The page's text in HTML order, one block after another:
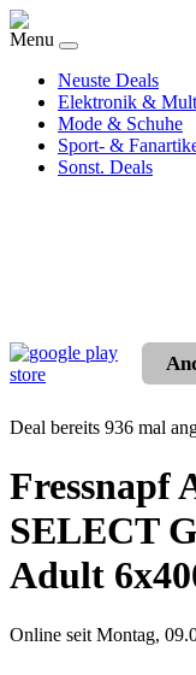
Menu
Neuste Deals
Elektronik &
Mode & Schuhe
Sport- &
Sonst. Deals
Deal bereits 936 mal
Fressnapf
SELECT
Adult
Online seit Montag,